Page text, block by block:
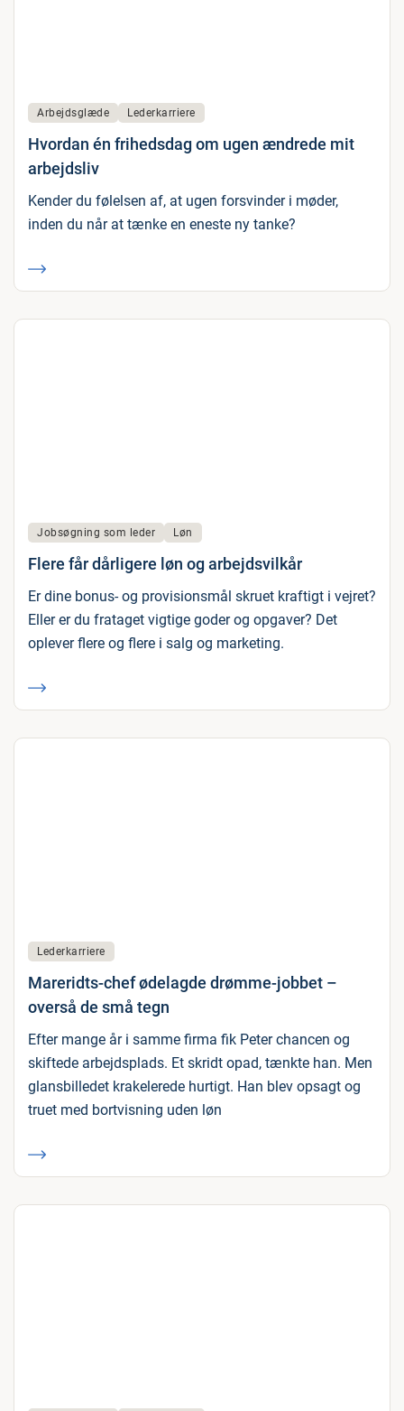
Arbejdsglæde Lederkarriere
Hvordan én frihedsdag om ugen ændrede mit
arbejdsliv
Kender du følelsen af, at ugen forsvinder i møder,
inden du når at tænke en eneste ny tanke?
Jobsøgning som leder Løn
Flere får dårligere løn og arbejdsvilkår
Er dine bonus- og provisionsmål skruet kraftigt i vejret?
Eller er du frataget vigtige goder og opgaver? Det
oplever flere og flere i salg og marketing.
Lederkarriere
Mareridts-chef ødelagde drømme-jobbet –
overså de små tegn
Efter mange år i samme firma fik Peter chancen og
skiftede arbejdsplads. Et skridt opad, tænkte han. Men
glansbilledet krakelerede hurtigt. Han blev opsagt og
truet med bortvisning uden løn